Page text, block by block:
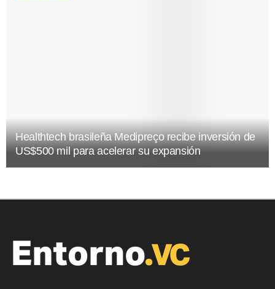
Healthtech brasileña Medipreço recibe inversión de
US$500 mil para acelerar su expansión